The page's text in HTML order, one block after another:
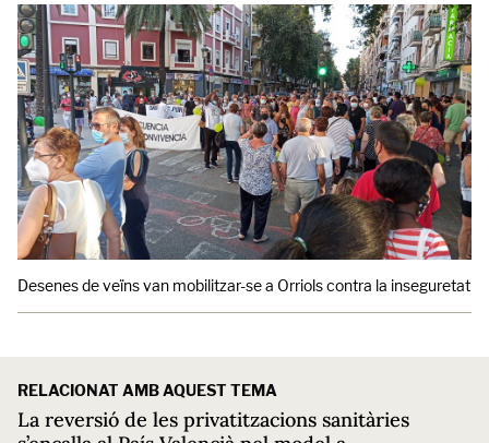
Desenes de veïns van mobilitzar-se a Orriols contra la inseguretat
RELACIONAT AMB AQUEST TEMA
La reversió de les privatitzacions sanitàries